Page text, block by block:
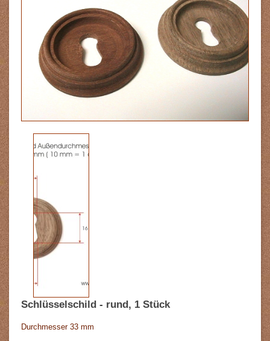
Schlüsselschild - rund, 1 Stück
Durchmesser 33 mm